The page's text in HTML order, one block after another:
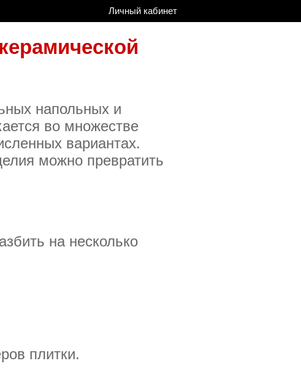
Личный кабинет
напольных и
во множестве
вариантах.
можно превратить
на несколько
плитки.